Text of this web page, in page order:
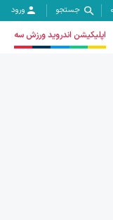
جستجو ورود
اپلیکیشن اندروید ورزش سه